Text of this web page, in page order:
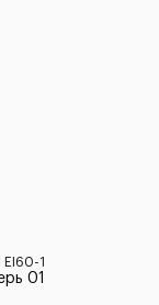
EI60-1
01